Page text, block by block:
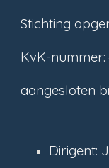
Stichting
KvK-nummer:
aangesloten
Dirigent: